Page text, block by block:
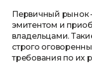
Первичный рынок
эмитентом и
владельцами.
строго
требования по их